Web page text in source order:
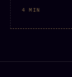
4 MIN